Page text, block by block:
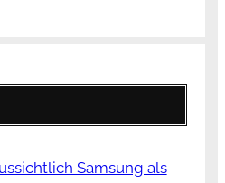
Samsung als